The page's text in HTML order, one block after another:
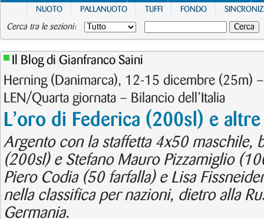
NUOTO PALLANUOTO TUFFI FONDO
Cerca tra le sezioni:
Il Blog di Gianfranco Saini
Herning (Danimarca), 12-15 dicembre (25m)
LEN/Quarta giornata – Bilancio dell’Italia
L’oro di Federica (200sl) e
Argento con la staffetta 4x50 maschile,
(200sl) e Stefano Mauro Pizzamiglio
Piero Codia (50 farfalla) e Lisa
nella classifica per nazioni, dietro alla
Germania.